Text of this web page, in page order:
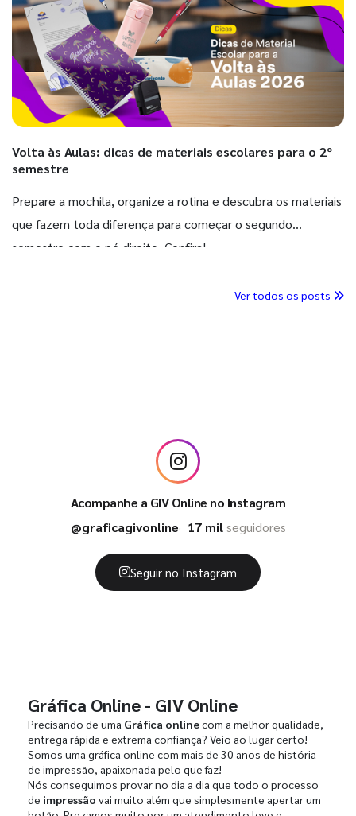
Volta às Aulas: dicas de materiais escolares para o 2º
semestre
Prepare a mochila, organize a rotina e descubra os materiais
que fazem toda diferença para começar o segundo
semestre com o pé direito. Confira!
Ver todos os posts
Acompanhe a GIV Online no Instagram
@graficagivonline
17 milseguidores
Seguir no Instagram
Gráfica Online - GIV Online
Precisando de uma Gráfica onlinecom a melhor qualidade,
entrega rápida e extrema confiança? Veio ao lugar certo!
Somos uma gráfica online com mais de 30 anos de história
de impressão, apaixonada pelo que faz!
Nós conseguimos provar no dia a dia que todo o processo
de impressão vai muito além que simplesmente apertar um